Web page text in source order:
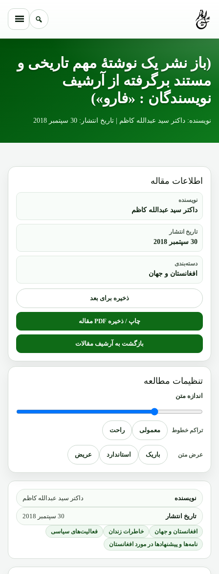
(باز نشر یک نوشتۀ مهم تاریخی و
مستند برگرفته از آرشیف
نویسندگان : «فارو»)
نویسنده: داکتر سید عبدالله کاظم | تاریخ انتشار: 30 سپتمبر 2018
نویسنده داکتر سید عبدالله کاظم
تاریخ انتشار 30 سپتمبر 2018
افغانستان و جهان خاطرات زندان
فعالیت‌های سیاسی
نامه‌ها و پیشنهادها در مورد افغانستان
اطلاعات مقاله
نویسنده
داکتر سید عبدالله کاظم
تاریخ انتشار
30 سپتمبر 2018
دسته‌بندی
افغانستان و جهان
ذخیره برای بعد
چاپ / ذخیره PDF مقاله
بازگشت به آرشیف مقالات
تنظیمات مطالعه
اندازه متن
تراکم خطوط معمولی راحت
عرض متن باریک استاندارد عریض